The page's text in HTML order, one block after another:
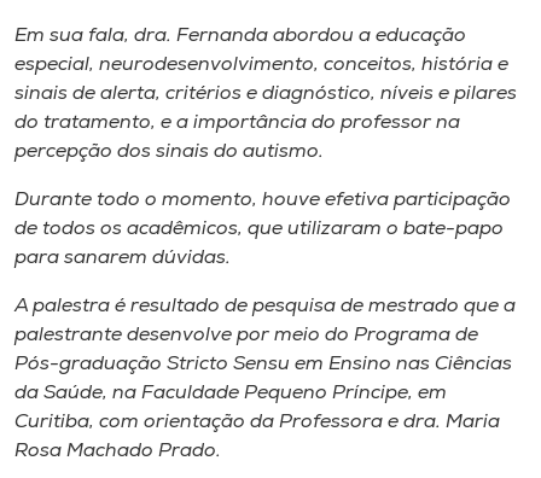
Em sua fala, dra. Fernanda abordou a educação
especial, neurodesenvolvimento, conceitos, história e
sinais de alerta, critérios e diagnóstico, níveis e pilares
do tratamento, e a importância do professor na
percepção dos sinais do autismo.
Durante todo o momento, houve efetiva participação
de todos os acadêmicos, que utilizaram o bate-papo
para sanarem dúvidas.
A palestra é resultado de pesquisa de mestrado que a
palestrante desenvolve por meio do Programa de
Pós-graduação Stricto Sensu em Ensino nas Ciências
da Saúde, na Faculdade Pequeno Príncipe, em
Curitiba, com orientação da Professora e dra. Maria
Rosa Machado Prado.